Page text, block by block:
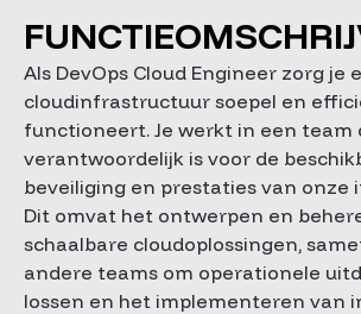
Als DevOps Cloud Engineer zorg je
cloudinfrastructuur soepel en
functioneert. Je werkt in een team
verantwoordelijk is voor de
beveiliging en prestaties van onze
Dit omvat het ontwerpen en
schaalbare cloudoplossingen,
andere teams om operationele
lossen en het implementeren van